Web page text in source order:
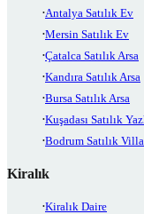
Antalya Satılık Ev
Mersin Satılık Ev
Çatalca Satılık Arsa
Kandıra Satılık Arsa
Bursa Satılık Arsa
Kuşadası Satılık
Bodrum Satılık Villa
Kiralık
Kiralık Daire